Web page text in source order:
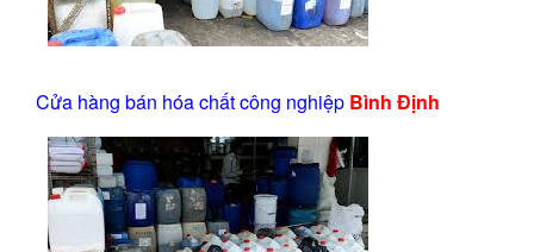
Cửa hàng bán hóa chất công nghiệp Bình Định